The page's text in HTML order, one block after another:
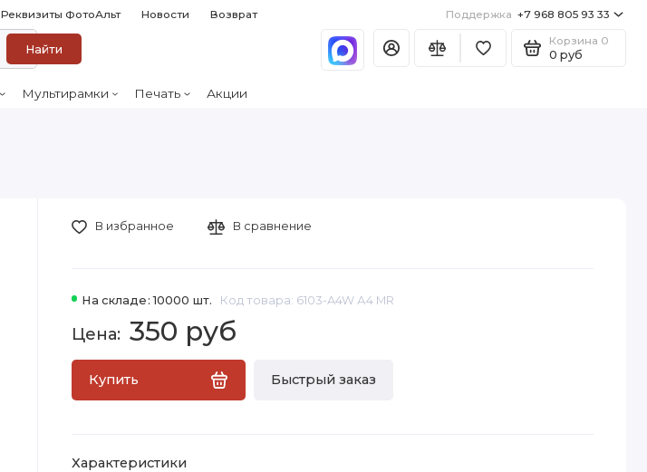
Реквизиты ФотоАльт Новости Возврат Поддержка +7 968 805 93 33
Найти
Корзина 0
0 руб
Мультирамки Печать Акции
На складе: 10000 шт. Код товара: 6103-A4W А4 MR
350 руб
Купить Быстрый заказ
В избранное В сравнение
Характеристики